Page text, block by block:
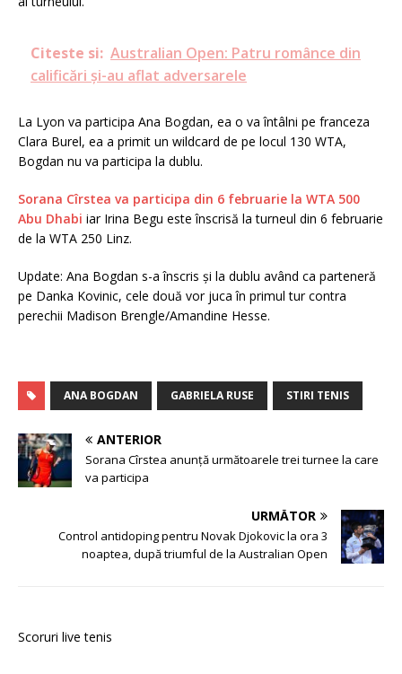
Citeste si: Australian Open: Patru românce din
calificări și-au aflat adversarele
La Lyon va participa Ana Bogdan, ea o va întâlni pe franceza
Clara Burel, ea a primit un wildcard de pe locul 130 WTA,
Bogdan nu va participa la dublu.
Sorana Cîrstea va participa din 6 februarie la WTA 500
Abu Dhabi iar Irina Begu este înscrisă la turneul din 6 februarie
de la WTA 250 Linz.
Update: Ana Bogdan s-a înscris și la dublu având ca parteneră
pe Danka Kovinic, cele două vor juca în primul tur contra
perechii Madison Brengle/Amandine Hesse.
ANA BOGDAN GABRIELA RUSE STIRI TENIS
ANTERIOR
Sorana Cîrstea anunță următoarele trei turnee la care
va participa
URMĂTOR
Control antidoping pentru Novak Djokovic la ora 3
noaptea, după triumful de la Australian Open
Scoruri live tenis